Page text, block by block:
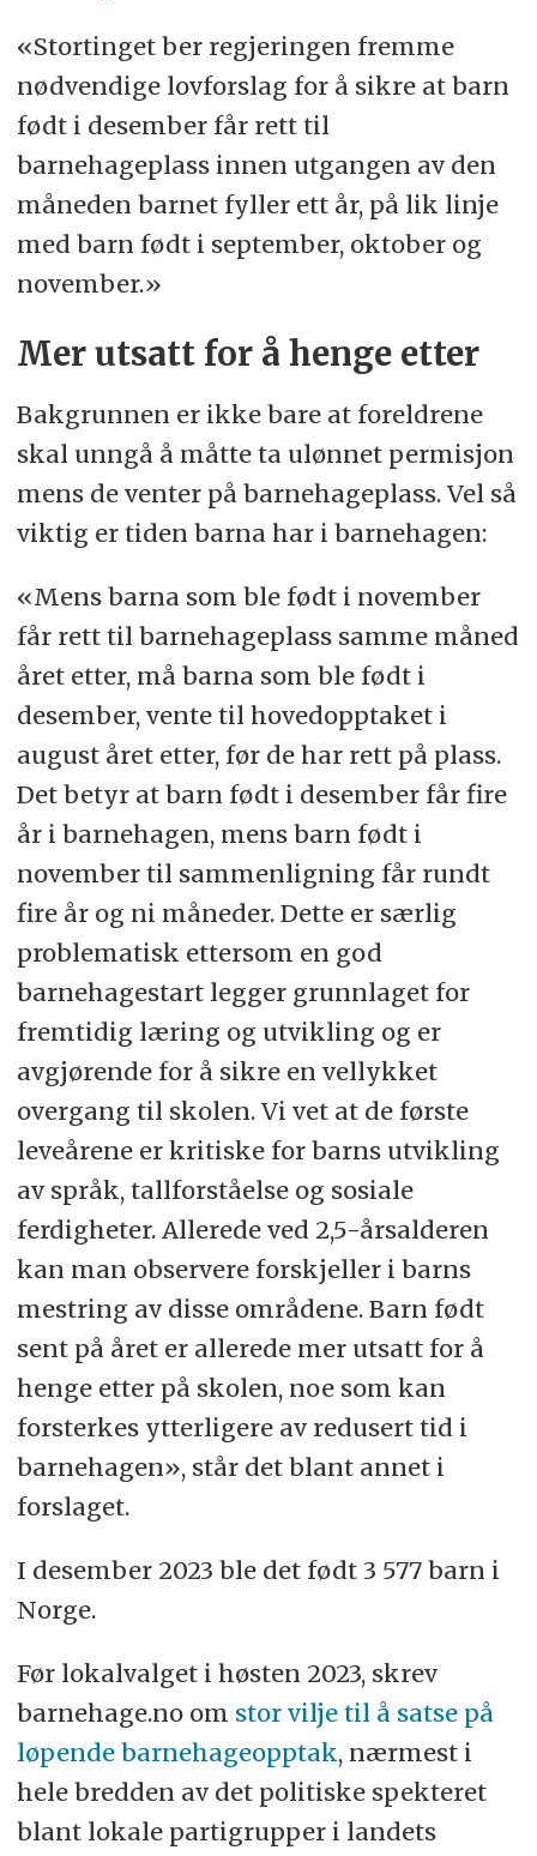
«Stortinget ber regjeringen fremme
nødvendige lovforslag for å sikre at barn
født i desember får rett til
barnehageplass innen utgangen av den
måneden barnet fyller ett år, på lik linje
med barn født i september, oktober og
november.»
Mer utsatt for å henge etter
Bakgrunnen er ikke bare at foreldrene
skal unngå å måtte ta ulønnet permisjon
mens de venter på barnehageplass. Vel så
viktig er tiden barna har i barnehagen:
«Mens barna som ble født i november
får rett til barnehageplass samme måned
året etter, må barna som ble født i
desember, vente til hovedopptaket i
august året etter, før de har rett på plass.
Det betyr at barn født i desember får fire
år i barnehagen, mens barn født i
november til sammenligning får rundt
fire år og ni måneder. Dette er særlig
problematisk ettersom en god
barnehagestart legger grunnlaget for
fremtidig læring og utvikling og er
avgjørende for å sikre en vellykket
overgang til skolen. Vi vet at de første
leveårene er kritiske for barns utvikling
av språk, tallforståelse og sosiale
ferdigheter. Allerede ved 2,5-årsalderen
kan man observere forskjeller i barns
mestring av disse områdene. Barn født
sent på året er allerede mer utsatt for å
henge etter på skolen, noe som kan
forsterkes ytterligere av redusert tid i
barnehagen», står det blant annet i
forslaget.
I desember 2023 ble det født 3 577 barn i
Norge.
Før lokalvalget i høsten 2023, skrev
barnehage.no om stor vilje til å satse på
løpende barnehageopptak, nærmest i
hele bredden av det politiske spekteret
blant lokale partigrupper i landets